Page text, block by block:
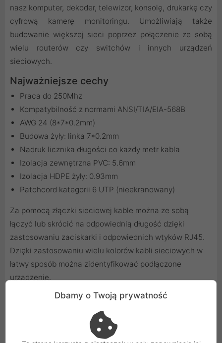
nasz komputer, dekoder, telewizor, konsolę, drukarkę czy
cyfrową kamerę monitoringu. Umożliwiają także
budowanie większej sieci poprzez połączenie ze sobą
wielu routerów czy switchów i innych urządzeń
sieciowych.
Najważniejsze cechy
Praca do 250Mhz
Kompatybilność z normami ANSI/TIA/EIA-568B
AWG 24 (8*7*0.2mm)
Budowa żyły: linka 7*0.2mm
Nadruk licznika długości co każdy metr kabla
Izolacja zewnętrzna PVC: 5.6mm
Izolacja HDPE żyły: 0.93mm
Patchcord kategorii 6 UTP (nieekranowany)
Za pomocą złączki sieciowej kable można ze sobą
łączyć lub skrócić na odpowiednią długość dzięki
zastosowaniu zaciskarki i odpowiednich wtyków RJ45.
Dzięki zastosowaniu wielu kolorów kabli sieciowych w
łatwy sposób można zidentyfikować podłączone
urządzenie.
Firma Lanberg jest jednym z liderów wśród producentów
doświadczenie na rynku pozwala na dostarczanie
klientom nowoczesnych, niezawodnych,
Dbamy o Twoją prywatność